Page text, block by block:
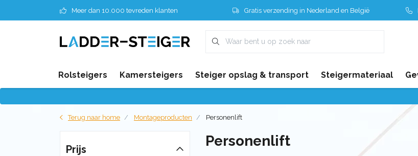
Meer dan 10.000 tevreden klanten Gratis verzending in Nederland en België
Rolsteigers Kamersteigers Steiger opslag & transport Steigermateriaal
Terug naar home Montageproducten Personenlift
Personenlift
Prijs